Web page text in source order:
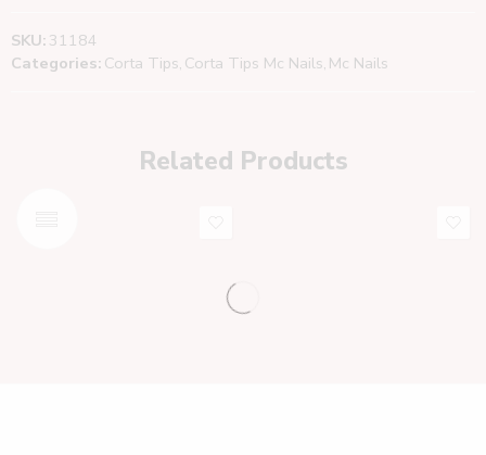
SKU: 31184
Categories: Corta Tips, Corta Tips Mc Nails, Mc Nails
Related Products